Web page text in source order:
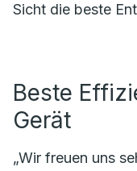
Sicht die beste
Beste
Gerät
„Wir freuen uns